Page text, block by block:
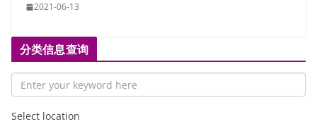
2021-06-13
分类信息查询
Select location